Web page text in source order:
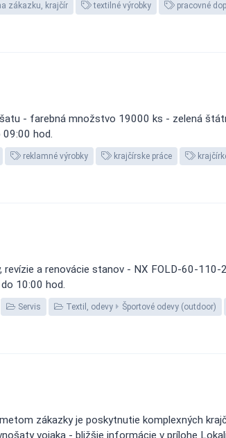
zákazku, krajčír textilné výrobky pracovné
- farebná množstvo 19000 ks - zelená
hod.
reklamné výrobky krajčírske práce
revízie a renovácie stanov - NX FOLD-60-110-
10:00 hod.
Servis Textil, odevy Športové odevy (outdoor)
zákazky je poskytnutie komplexných
vojaka - bližšie informácie v prílohe